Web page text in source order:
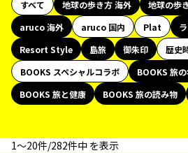
すべて 地球の歩き方 海外
地球の歩
aruco 海外
aruco 国内 Plat
Resort Style
島旅 御朱印 歴史
BOOKS スペシャルコラボ
BOOKS 旅
BOOKS 旅と健康
BOOKS 旅の読み物
1〜20件/282件中 を表示